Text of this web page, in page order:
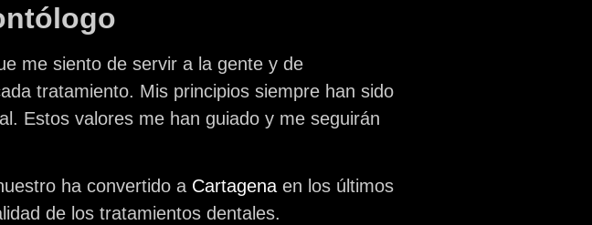
me siento de servir a la gente y de
tratamiento. Mis principios siempre han sido
Estos valores me han guiado y me seguirán
ha convertido a Cartagena en los últimos
de los tratamientos dentales.